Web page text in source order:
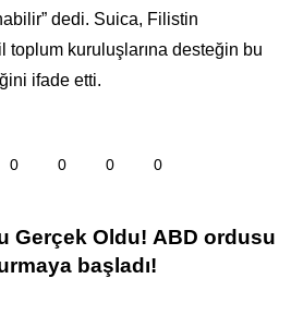
dedi. Suica, Filistin
kuruluşlarına desteğin bu
ifade etti.
0 0 0 0
Oldu! ABD ordusu
başladı!